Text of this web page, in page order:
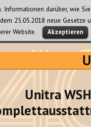
Unitra
darüber, wie
25.05.2018 neue
Website.
Akzeptieren